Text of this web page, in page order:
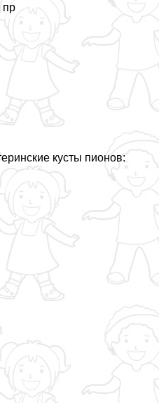
пр
кусты пионов: